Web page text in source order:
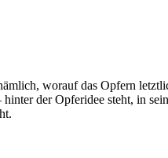
worauf das Opfern
der Opferidee steht, in